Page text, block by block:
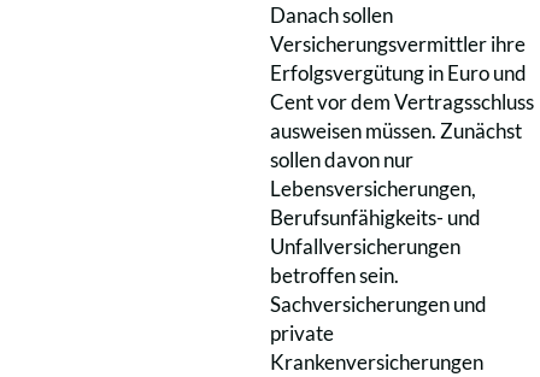
Danach sollen
Versicherungsvermittler ihre
Erfolgsvergütung in Euro und
Cent vor dem Vertragsschluss
ausweisen müssen. Zunächst
sollen davon nur
Lebensversicherungen,
Berufsunfähigkeits- und
Unfallversicherungen
betroffen sein.
Sachversicherungen und
private
Krankenversicherungen